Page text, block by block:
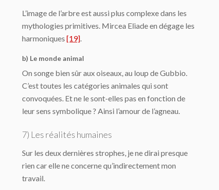
L’image de l’arbre est aussi plus complexe dans les
mythologies primitives. Mircea Eliade en dégage les
harmoniques [19].
b) Le monde animal
On songe bien sûr aux oiseaux, au loup de Gubbio.
C’est toutes les catégories animales qui sont
convoquées. Et ne le sont-elles pas en fonction de
leur sens symbolique ? Ainsi l’amour de l’agneau.
7) Les réalités humaines
Sur les deux dernières strophes, je ne dirai presque
rien car elle ne concerne qu’indirectement mon
travail.